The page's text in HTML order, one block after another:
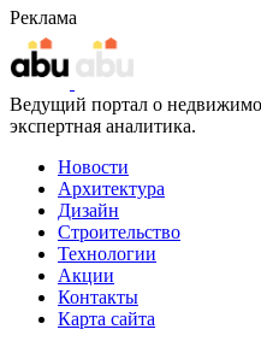
Реклама
Ведущий портал о
экспертная аналитика.
Новости
Архитектура
Дизайн
Строительство
Технологии
Акции
Контакты
Карта сайта